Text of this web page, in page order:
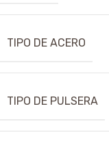
TIPO DE ACERO
TIPO DE PULSERA